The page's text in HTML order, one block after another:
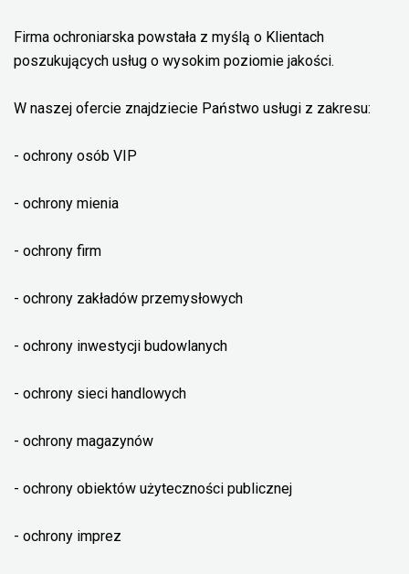
Firma ochroniarska powstała z myślą o Klientach
poszukujących usług o wysokim poziomie jakości.
W naszej ofercie znajdziecie Państwo usługi z zakresu:
- ochrony osób VIP
- ochrony mienia
- ochrony firm
- ochrony zakładów przemysłowych
- ochrony inwestycji budowlanych
- ochrony sieci handlowych
- ochrony magazynów
- ochrony obiektów użyteczności publicznej
- ochrony imprez